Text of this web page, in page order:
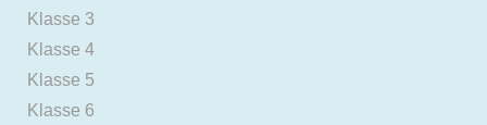
Klasse 3
Klasse 4
Klasse 5
Klasse 6